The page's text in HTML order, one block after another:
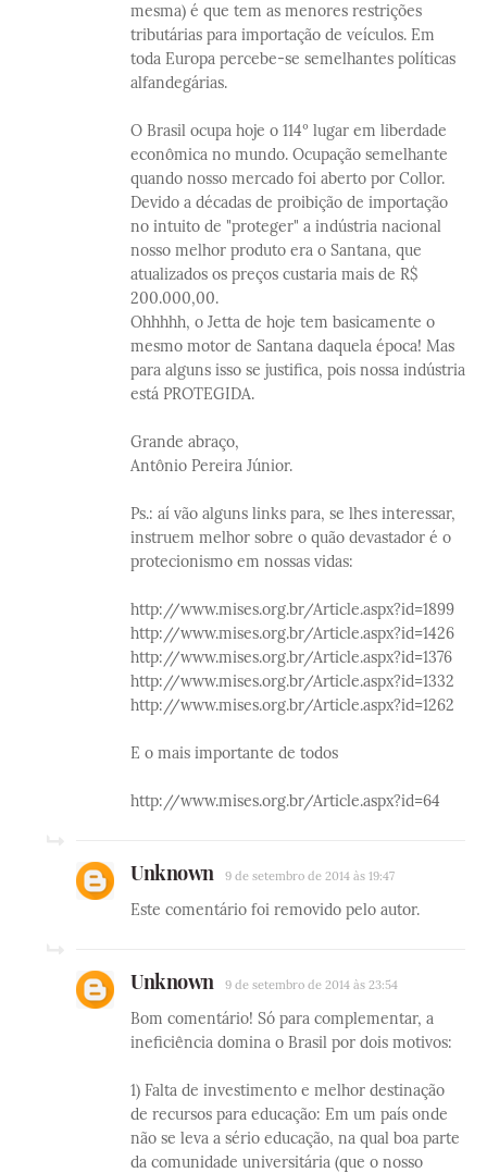
mesma) é que tem as menores restrições
tributárias para importação de veículos. Em
toda Europa percebe-se semelhantes políticas
alfandegárias.
O Brasil ocupa hoje o 114º lugar em liberdade
econômica no mundo. Ocupação semelhante
quando nosso mercado foi aberto por Collor.
Devido a décadas de proibição de importação
no intuito de "proteger" a indústria nacional
nosso melhor produto era o Santana, que
atualizados os preços custaria mais de R$
200.000,00.
Ohhhhh, o Jetta de hoje tem basicamente o
mesmo motor de Santana daquela época! Mas
para alguns isso se justifica, pois nossa indústria
está PROTEGIDA.
Grande abraço,
Antônio Pereira Júnior.
Ps.: aí vão alguns links para, se lhes interessar,
instruem melhor sobre o quão devastador é o
protecionismo em nossas vidas:
http://www.mises.org.br/Article.aspx?id=1899
http://www.mises.org.br/Article.aspx?id=1426
http://www.mises.org.br/Article.aspx?id=1376
http://www.mises.org.br/Article.aspx?id=1332
http://www.mises.org.br/Article.aspx?id=1262
E o mais importante de todos
http://www.mises.org.br/Article.aspx?id=64
Unknown 9 de setembro de 2014 às 19:47
Este comentário foi removido pelo autor.
Unknown 9 de setembro de 2014 às 23:54
Bom comentário! Só para complementar, a
ineficiência domina o Brasil por dois motivos:
1) Falta de investimento e melhor destinação
de recursos para educação: Em um país onde
não se leva a sério educação, na qual boa parte
da comunidade universitária (que o nosso